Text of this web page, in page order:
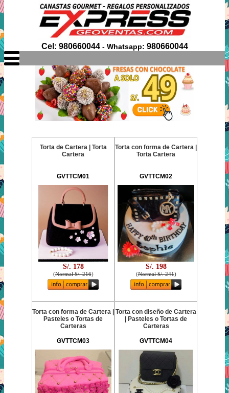
Cel: 980660044- Whatsapp: 980660044
Torta de Cartera | Torta
Cartera
GVTTCM01
S/. 178
(Normal S/. 216)
Torta con forma de Cartera |
Torta Cartera
GVTTCM02
S/. 198
(Normal S/. 241)
Torta con forma de Cartera |
Pasteles o Tortas de
Carteras
GVTTCM03
Torta con diseño de Cartera
| Pasteles o Tortas de
Carteras
GVTTCM04